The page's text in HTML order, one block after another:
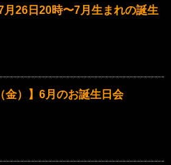
月26日20時〜7月生まれの誕生
金）】6月のお誕生日会